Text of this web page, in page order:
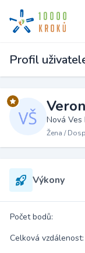
Profil
Nová Ves I
Žena /
Výkony
Počet bodů:
Celková vzdálenost: